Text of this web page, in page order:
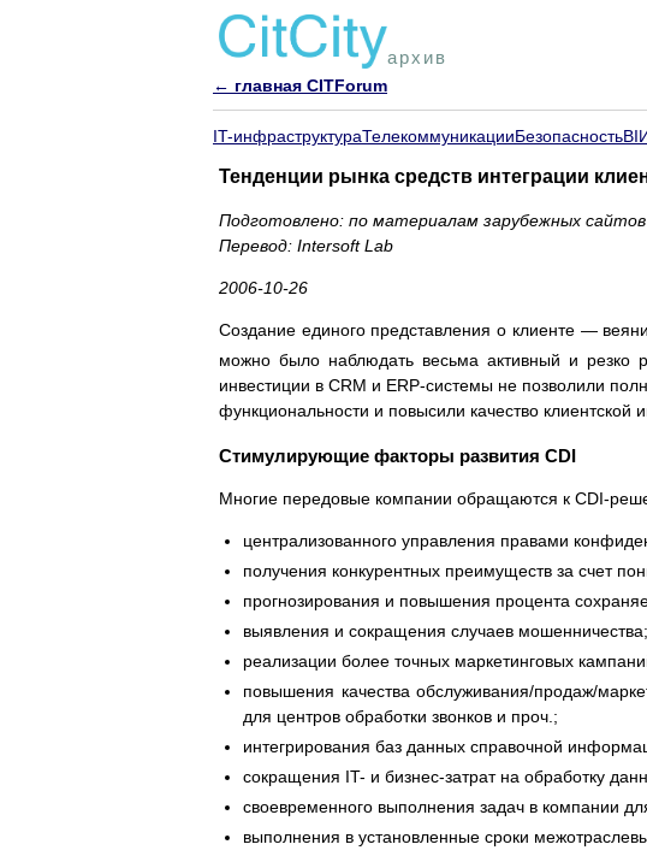
архив
← главная CITForum
IT-инфраструктураТелекоммуникацииБезопасностьBI
Тенденции рынка средств интеграции
Подготовлено: по материалам зарубежных сайтов
Перевод: Intersoft Lab
2006-10-26
Создание единого представления о клиенте —
можно было наблюдать весьма активный и резко
инвестиции в CRM и ERP-системы не позволили
функциональности и повысили качество
Стимулирующие факторы развития CDI
Многие передовые компании обращаются к CDI-
централизованного управления правами
получения конкурентных преимуществ за счет
прогнозирования и повышения процента
выявления и сокращения случаев мошенничества;
реализации более точных маркетинговых
повышения качества обслуживания/продаж/
для центров обработки звонков и проч.;
интегрирования баз данных справочной
сокращения IT- и бизнес-затрат на обработку
своевременного выполнения задач в компании
выполнения в установленные сроки